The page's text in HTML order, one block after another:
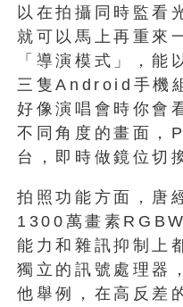
以在拍攝同時監看
就可以馬上再重來
「導演模式」，能
三隻Android手機
好像演唱會時你會
不同角度的畫面，
台，即時做鏡位切
拍照功能方面，唐
1300萬畫素
能力和雜訊抑制上
獨立的訊號處理器
他舉例，在高反差